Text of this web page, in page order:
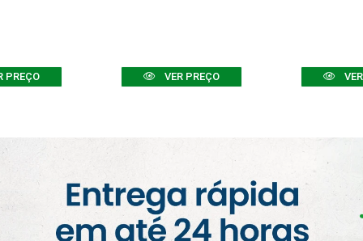
PREÇO VER PREÇO